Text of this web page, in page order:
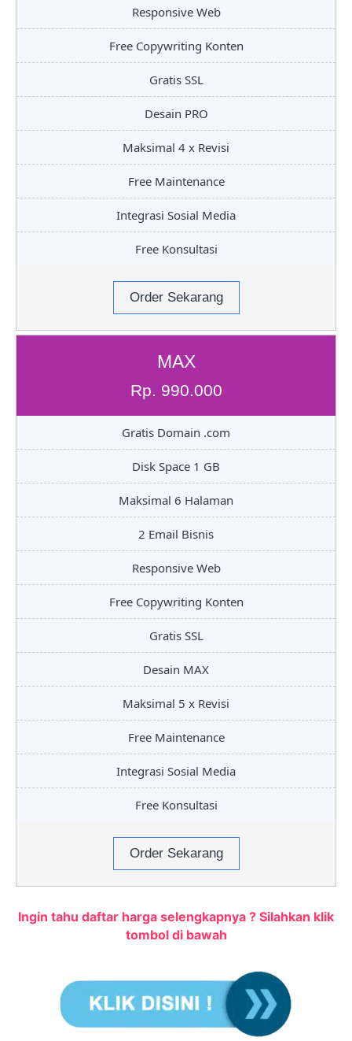
Responsive Web
Free Copywriting Konten
Gratis SSL
Desain PRO
Maksimal 4 x Revisi
Free Maintenance
Integrasi Sosial Media
Free Konsultasi
Order Sekarang
MAX
Rp. 990.000
Gratis Domain .com
Disk Space 1 GB
Maksimal 6 Halaman
2 Email Bisnis
Responsive Web
Free Copywriting Konten
Gratis SSL
Desain MAX
Maksimal 5 x Revisi
Free Maintenance
Integrasi Sosial Media
Free Konsultasi
Order Sekarang
Ingin tahu daftar harga selengkapnya ? Silahkan klik
tombol di bawah